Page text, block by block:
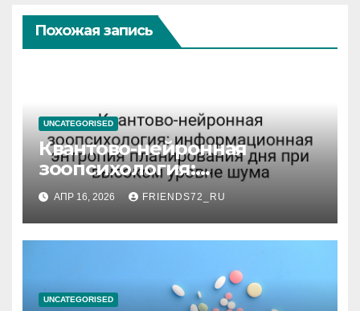
Похожая запись
UNCATEGORISED
Квантово-нейронная
зоопсихология:
информационная энтропия
планирования дня при
высоком уровне шума
АПР 16, 2026 FRIENDS72_RU
UNCATEGORISED